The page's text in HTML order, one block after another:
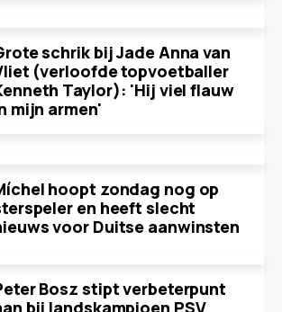
schrik bij Jade Anna van
(verloofde topvoetballer
Taylor): 'Hij viel flauw
mijn armen'
hoopt zondag nog op
en heeft slecht
voor Duitse aanwinsten
Bosz stipt verbeterpunt
bij landskampioen PSV